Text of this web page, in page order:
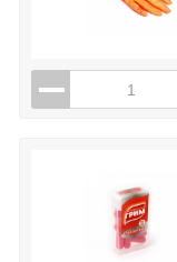
Показать